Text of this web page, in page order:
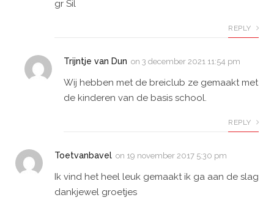
gr Sil
REPLY
Trijntje van Dun on 3 december 2021 11:54 pm
Wij hebben met de breiclub ze gemaakt met
de kinderen van de basis school.
REPLY
Toetvanbavel on 19 november 2017 5:30 pm
Ik vind het heel leuk gemaakt ik ga aan de slag
dankjewel groetjes